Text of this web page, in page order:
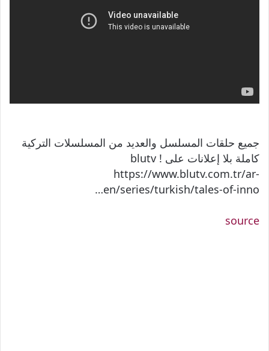
جميع حلقات المسلسل والعديد من المسلسلات التركية
كاملة بلا إعلانات على blutv !
https://www.blutv.com.tr/ar-
en/series/turkish/tales-of-inno…
source